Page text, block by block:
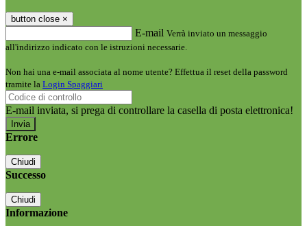
button close ×
E-mail Verrà inviato un messaggio
all'indirizzo indicato con le istruzioni necessarie.
Non hai una e-mail associata al nome utente? Effettua il reset della password
tramite la Login Spaggiari
E-mail inviata, si prega di controllare la casella di posta elettronica!
Errore
Chiudi
Successo
Chiudi
Informazione